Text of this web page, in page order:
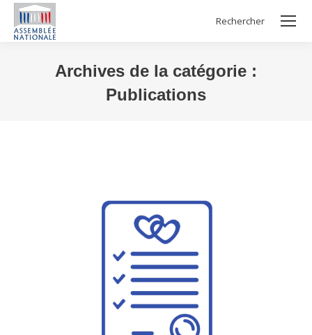
Search:
Rechercher
Archives de la catégorie :
Publications